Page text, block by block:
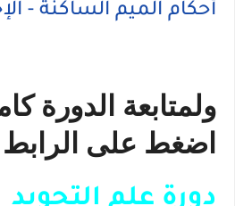
أحكام الميم الساكنة -
ولمتابعة الدورة
اضغط على الرابط
دورة علم التجويد